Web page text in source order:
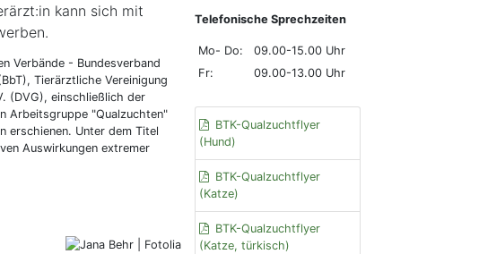
kann sich mit
Verbände - Bundesverband
Tierärztliche Vereinigung
(DVG), einschließlich der
Arbeitsgruppe "Qualzuchten"
erschienen. Unter dem Titel
Auswirkungen extremer
Telefonische Sprechzeiten
Mo- Do:
09.00-15.00 Uhr
Fr:
09.00-13.00 Uhr
BTK-Qualzuchtflyer
(Hund)
BTK-Qualzuchtflyer
(Katze)
BTK-Qualzuchtflyer
(Katze, türkisch)